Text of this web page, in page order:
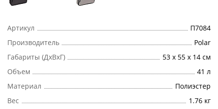
Артикул
П7084
Производитель
Polar
Габариты (ДхВхГ)
53 х 55 х 14 см
Объем
41 л
Материал
Полиэстер
Вес
1.76 кг